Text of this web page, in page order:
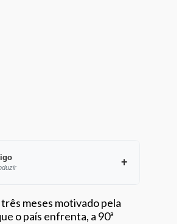
Ouvir este artigo
meses motivado pela
o país enfrenta, a 90ª